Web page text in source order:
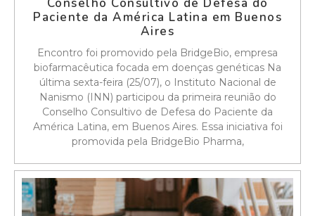
Paciente da América Latina em Buenos
Aires
Encontro foi promovido pela BridgeBio, empresa
biofarmacêutica focada em doenças genéticas Na
última sexta-feira (25/07), o Instituto Nacional de
Nanismo (INN) participou da primeira reunião do
Conselho Consultivo de Defesa do Paciente da
América Latina, em Buenos Aires. Essa iniciativa foi
promovida pela BridgeBio Pharma,